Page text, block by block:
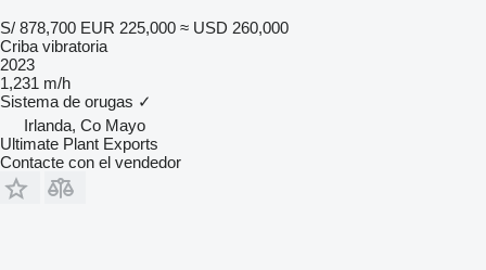
S/ 878,700 EUR 225,000 ≈ USD 260,000
Criba vibratoria
2023
1,231 m/h
Sistema de orugas ✓
Irlanda, Co Mayo
Ultimate Plant Exports
Contacte con el vendedor